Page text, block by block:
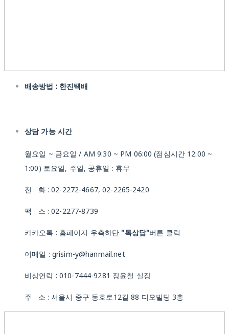
배송방법 : 한진택배
상담 가능 시간
월요일 ~ 금요일 / AM 9:30 ~ PM 06:00 (점심시간 12:00 ~
1:00) 토요일, 주일, 공휴일 : 휴무
전 화 : 02-2272-4667, 02-2265-2420
팩 스 : 02-2277-8739
카카오톡 : 홈페이지 우측하단 "톡상담"버튼 클릭
이메일 : grisim-y@hanmail.net
비상연락 : 010-7444-9281 장윤철 실장
주 소 : 서울시 중구 동호로12길 88 디오빌딩 3층